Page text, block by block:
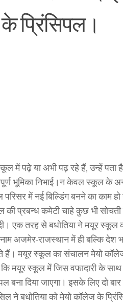
प्रिंसिपल।
में पढ़े या अभी पढ़ रहे हैं, उन्हें पता
भूमिका निभाई।न केवल स्कूल के
में नई बिल्डिंग बनने का काम हो
प्रबन्ध कमेटी चाहे कुछ भी सोचती
एक तरह से बधोतिया ने मयूर स्कूल
अजमेर-राजस्थान में ही बल्कि देश
हैं। मयूर स्कूल का संचालन मेयो
कि मयूर स्कूल में जिस वफादारी के
दिया जाएगा। इसके लिए दो बार
ने बधोतिया को मेयो कॉलेज के